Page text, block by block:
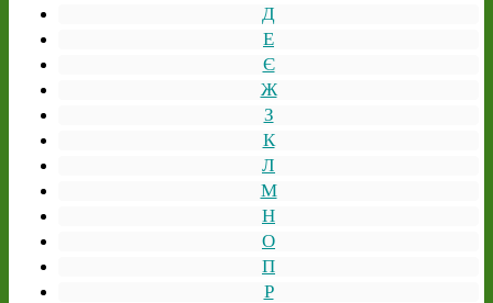
Д
Е
Є
Ж
З
К
Л
М
Н
О
П
Р